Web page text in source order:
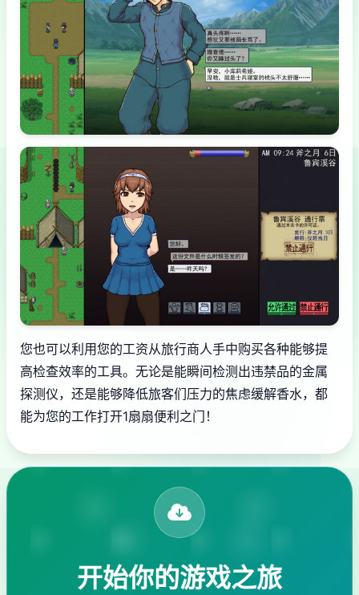
您也可以利用您的工资从旅行商人手中购买各种能够提
高检查效率的工具。无论是能瞬间检测出违禁品的金属
探测仪，还是能够降低旅客们压力的焦虑缓解香水，都
能为您的工作打开1扇扇便利之门！
开始你的游戏之旅